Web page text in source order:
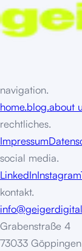
navigation.
home.blog.about
rechtliches.
Impressum
social media.
LinkedInInstagram
kontakt.
Grabenstraße 4
73033 Göppingen